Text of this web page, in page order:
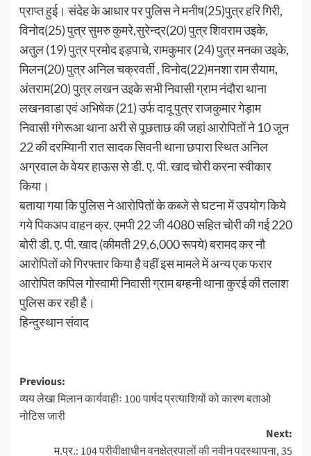
प्राप्त हुई। संदेह के आधार पर पुलिस ने मनीष(25)पुत्र हरि गिरी,
विनोद(25) पुत्र सुमरु कुमरे,सुरेन्द्र(20) पुत्र शिवराम उइके,
अतुल (19) पुत्र प्रमोद इड़पाचे, रामकुमार (24) पुत्र मनका उइके,
मिलन(20) पुत्र अनिल चक्रवर्ती , विनोद(22)मनशा राम सैयाम,
अंतराम(20) पुत्र लखन उइके सभी निवासी ग्राम नंदौरा थाना
लखनवाडा एवं अभिषेक (21) उर्फ दादू पुत्र राजकुमार गेड़ाम
निवासी गंगेरूआ थाना अरी से पूछताछ की जहां आरोपितों ने 10 जून
22 की दरम्यिानी रात सादक सिवनी थाना छपारा स्थित अनिल
अग्रवाल के वेयर हाऊस से डी. ए. पी. खाद चोरी करना स्वीकार
किया।
बताया गया कि पुलिस ने आरोपितों के कब्जे से घटना में उपयोग किये
गये पिकअप वाहन क्र. एमपी 22 जी 4080 सहित चोरी की गई 220
बोरी डी. ए. पी. खाद (कीमती 29,6,000 रूपये) बरामद कर नौ
आरोपितों को गिरफ्तार किया है वहीं इस मामले में अन्य एक फरार
आरोपित कपिल गोस्वामी निवासी ग्राम बम्हनी थाना कुरई की तलाश
पुलिस कर रही है।
हिन्दुस्थान संवाद
Post
navigation
Previous:
व्यय लेखा मिलान कार्यवाहीः 100 पार्षद प्रत्याशियों को कारण बताओ
नोटिस जारी
Next:
म.प्र.: 104 परीवीक्षाधीन वनक्षेत्रपालों की नवीन पदस्थापना, 35